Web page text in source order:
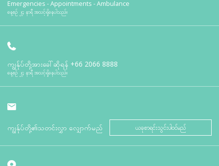
Emergencies - Appointments - Ambulance
နေ့စဉ် ၂၄ နာရီ အသင့်ရှိနေပါသည်။
ကျွန်ုပ်တို့အားခေါ်ဆိုရန် +66 2066 8888
နေ့စဉ် ၂၄ နာရီ အသင့်ရှိနေပါသည်။
ကျွန်ုပ်တို့၏သတင်းလွှာ လျှောက်မည် ယခုစာရင်းသွင်းပါဝင်မည်